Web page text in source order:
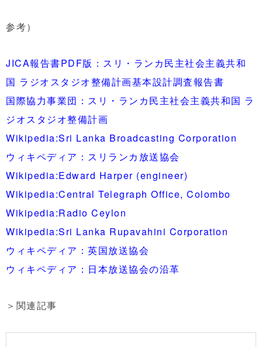
参考）
JICA報告書PDF版：スリ・ランカ民主社会主義共和
国 ラジオスタジオ整備計画基本設計調査報告書
国際協力事業団：スリ・ランカ民主社会主義共和国 ラ
ジオスタジオ整備計画
Wikipedia:Sri Lanka Broadcasting Corporation
ウィキペディア：スリランカ放送協会
Wikipedia:Edward Harper (engineer)
Wikipedia:Central Telegraph Office, Colombo
Wikipedia:Radio Ceylon
Wikipedia:Sri Lanka Rupavahini Corporation
ウィキペディア：英国放送協会
ウィキペディア：日本放送協会の沿革
＞関連記事